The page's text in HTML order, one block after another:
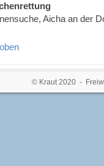
Aicha an der
© Kraut 2020 -